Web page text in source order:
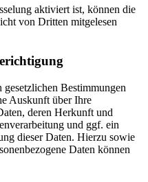
aktiviert ist, können die
von Dritten mitgelesen
gesetzlichen Bestimmungen
Auskunft über Ihre
deren Herkunft und
und ggf. ein
dieser Daten. Hierzu sowie
Daten können